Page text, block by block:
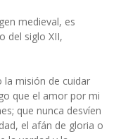
medieval, es
del siglo XII,
la misión de cuidar
que el amor por mi
que nunca desvíen
el afán de gloria o